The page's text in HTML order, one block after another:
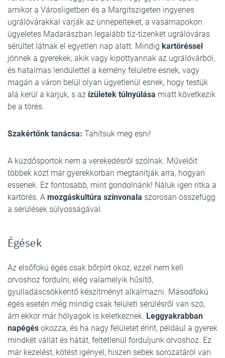
amikor a Városligetben és a Margitszigeten ingyenes
ugrálóvárakkal várják az ünnepelteket, a vasárnapokon
ügyeletes Madarászban legalább tíz-tizenkét ugrálóváras
sérültet látnak el egyetlen nap alatt. Mindig kartöréssel
jönnek a gyerekek, akik vagy kipottyannak az ugrálóvárból,
és hatalmas lendülettel a kemény felületre esnek, vagy
magán a váron belül olyan ügyetlenül esnek, hogy testük
alá kerül a karjuk, s az ízületek túlnyúlása miatt következik
be a törés.
Szakértőnk tanácsa: Tanítsuk meg esni!
A küzdősportok nem a verekedésről szólnak. Művelőit
többek közt már gyerekkorban megtanítják arra, hogyan
essenek. Ez fontosabb, mint gondolnánk! Náluk igen ritka a
kartörés. A mozgáskultúra színvonala szorosan összefügg
a sérülések súlyosságával.
Égések
Az elsőfokú égés csak bőrpírt okoz, ezzel nem kell
orvoshoz fordulni, elég valamelyik hűsítő,
gyulladáscsökkentő készítményt alkalmazni. Másodfokú
égés esetén még mindig csak felületi sérülésről van szó,
ám ekkor már hólyagok is keletkeznek. Leggyakrabban
napégés okozza, és ha nagy felületet érint, például a gyerek
mindkét vállát és hátát, feltétlenül forduljunk orvoshoz. Ez
már kezelést, kötést igényel, hiszen sebek sorozatáról van